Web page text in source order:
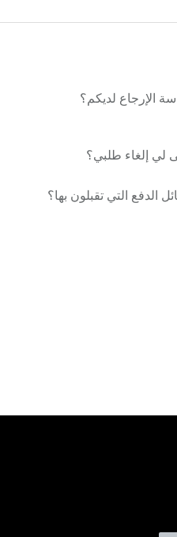
الإرجاع لديكم؟
لي إلغاء طلبي؟
الدفع التي تقبلون بها؟